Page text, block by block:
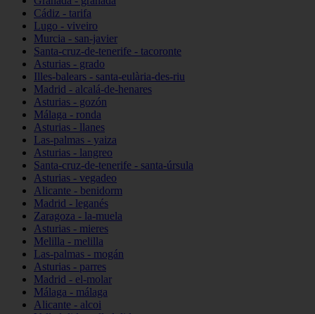
Cádiz - tarifa
Lugo - viveiro
Murcia - san-javier
Santa-cruz-de-tenerife - tacoronte
Asturias - grado
Illes-balears - santa-eulària-des-riu
Madrid - alcalá-de-henares
Asturias - gozón
Málaga - ronda
Asturias - llanes
Las-palmas - yaiza
Asturias - langreo
Santa-cruz-de-tenerife - santa-úrsula
Asturias - vegadeo
Alicante - benidorm
Madrid - leganés
Zaragoza - la-muela
Asturias - mieres
Melilla - melilla
Las-palmas - mogán
Asturias - parres
Madrid - el-molar
Málaga - málaga
Alicante - alcoi